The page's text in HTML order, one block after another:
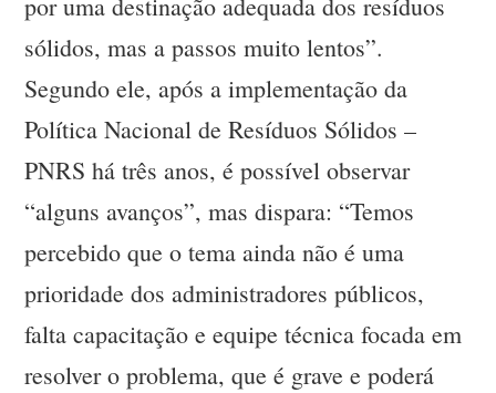
por uma destinação adequada dos resíduos
sólidos, mas a passos muito lentos”.
Segundo ele, após a implementação da
Política Nacional de Resíduos Sólidos –
PNRS há três anos, é possível observar
“alguns avanços”, mas dispara: “Temos
percebido que o tema ainda não é uma
prioridade dos administradores públicos,
falta capacitação e equipe técnica focada em
resolver o problema, que é grave e poderá